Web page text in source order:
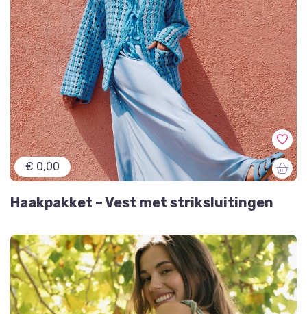
€ 0,00
Haakpakket – Vest met striksluitingen